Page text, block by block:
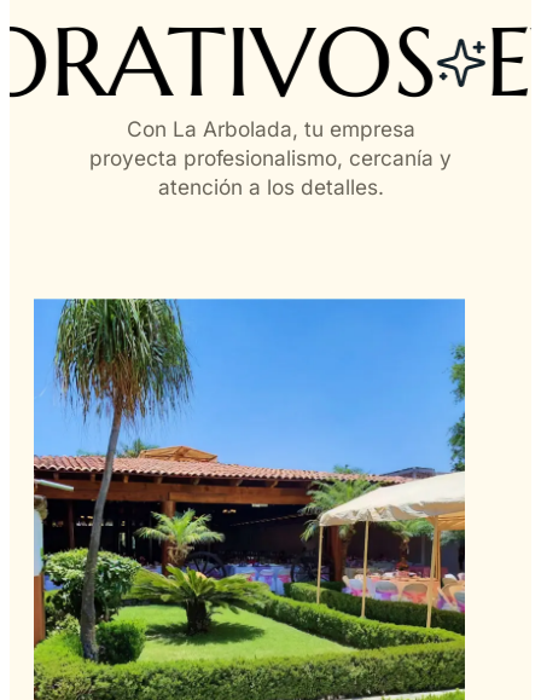
Con La Arbolada, tu empresa
proyecta profesionalismo, cercanía y
atención a los detalles.